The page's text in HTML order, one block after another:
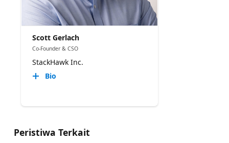
Scott Gerlach
Co-Founder & CSO
StackHawk Inc.
Bio
Peristiwa Terkait